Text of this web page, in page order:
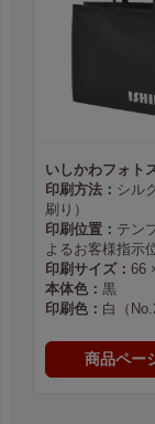
いしかわフォト
印刷方法： シル
刷り）
印刷位置： テン
よるお客様指示
印刷サイズ： 66
本体色： 黒
印刷色： 白（
商品ペー